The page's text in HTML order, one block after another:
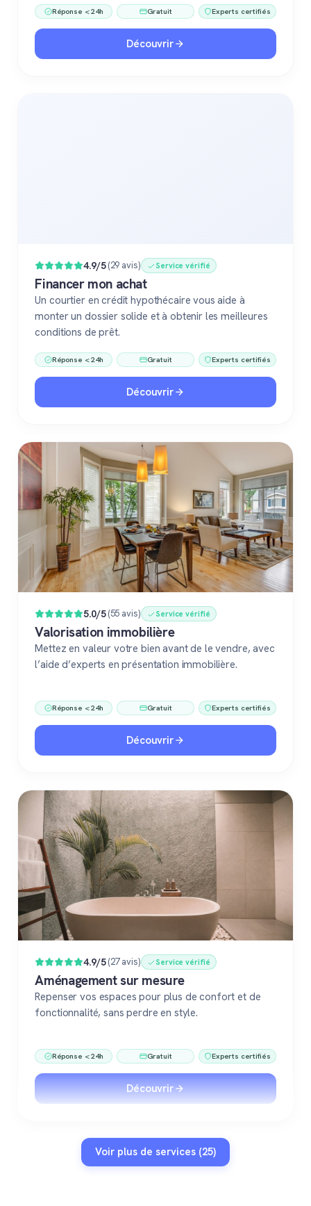
Réponse < 24h Gratuit Experts certifiés
Découvrir
4.9/5(29 avis) Service vérifié
Financer mon achat
Un courtier en crédit hypothécaire vous aide à
monter un dossier solide et à obtenir les meilleures
conditions de prêt.
Réponse < 24h Gratuit Experts certifiés
Découvrir
5.0/5(55 avis) Service vérifié
Valorisation immobilière
Mettez en valeur votre bien avant de le vendre, avec
l’aide d’experts en présentation immobilière.
Réponse < 24h Gratuit Experts certifiés
Découvrir
4.9/5(27 avis) Service vérifié
Aménagement sur mesure
Repenser vos espaces pour plus de confort et de
fonctionnalité, sans perdre en style.
Réponse < 24h Gratuit Experts certifiés
Découvrir
Voir plus de services (25)